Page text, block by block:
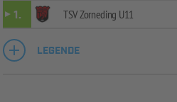
1.
TSV Zorneding U11
LEGENDE